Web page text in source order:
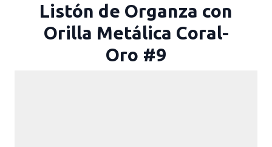
Listón de Organza con
Orilla Metálica Coral-
Oro #9